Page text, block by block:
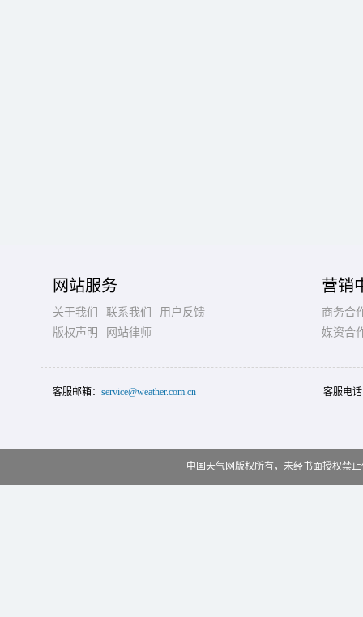
网站服务
关于我们 联系我们
用户反馈
版权声明
网站律师
营销
商务合
媒资合
客服邮箱： service@weather.com.cn 客服电
中国天气网版权所有，未经书面授权